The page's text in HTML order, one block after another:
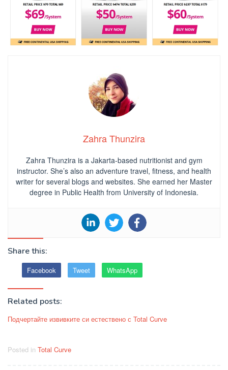
Zahra Thunzira
Zahra Thunzira is a Jakarta-based nutritionist and gym
instructor. She’s also an adventure travel, fitness, and health
writer for several blogs and websites. She earned her Master
degree in Public Health from University of Indonesia.
Share this:
Facebook Tweet WhatsApp
Related posts:
Подчертайте извивките си естествено с Total Curve
Posted in Total Curve